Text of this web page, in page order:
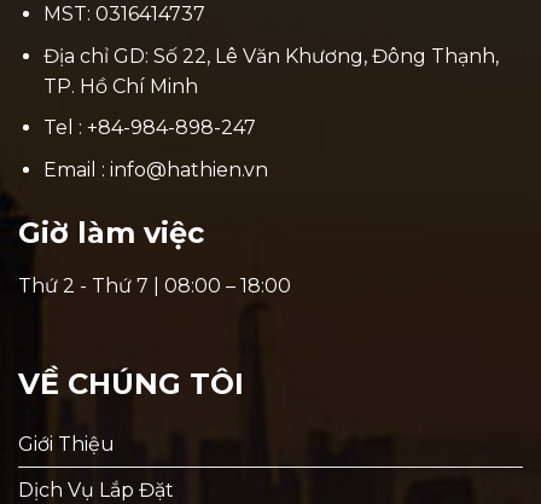
MST: 0316414737
Địa chỉ GD: Số 22, Lê Văn Khương, Đông Thạnh,
TP. Hồ Chí Minh
Tel : +84-984-898-247
Email : info@hathien.vn
Giờ làm việc
Thứ 2 - Thứ 7 | 08:00 – 18:00
VỀ CHÚNG TÔI
Giới Thiệu
Dịch Vụ Lắp Đặt